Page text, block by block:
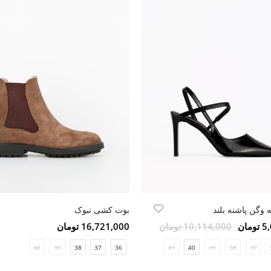
وگن پاشنه بلند
10,114,000 تومان
37
38
39
40
41
بوت کشی نبوک
16,721,000 تومان
36
37
38
39
40